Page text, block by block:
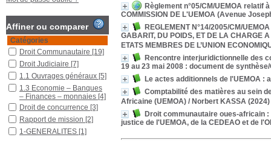
Règlement n°05/CM/UEMOA
COMMISSION DE L'UEMOA (Avenue
REGLEMENT N°14/2005/CM/
GABARIT, DU POIDS, ET DE LA CHARGE
ETATS MEMBRES DE L’UNION
Rencontre interjuridictionnelle des
19 au 23 mai 2008 : document de
Le actes additionnels de l'UEMOA :
Comptabilité des matières au sein
Africaine (UEMOA) / Norbert KASSA (2024)
Droit communautaire oues-africain
justice de l'UEMOA, de la CEDEAO et de
Affiner ou comparer
Catégories
Droit Communautaire [19]
Droit Judiciaire [7]
1.1 Ouvrages généraux [5]
1.3 Economie – Banques
– Finances – monnaies [4]
Droit de concurrence [3]
Rapport de mission [2]
1-GENERALITES [1]